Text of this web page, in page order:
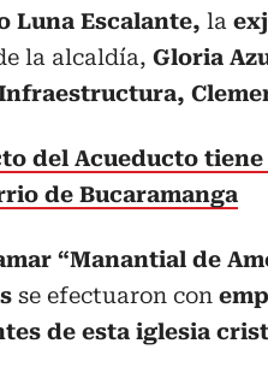
Luna Escalante, la
la alcaldía, Gloria
del Acueducto
de Bucaramanga
“Manantial de
se efectuaron con
de esta iglesia